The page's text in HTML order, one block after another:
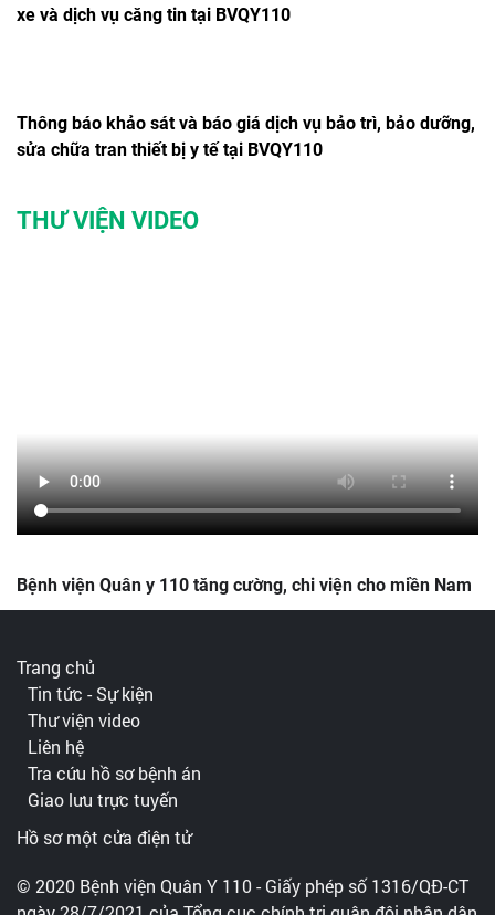
xe và dịch vụ căng tin tại BVQY110
Thông báo khảo sát và báo giá dịch vụ bảo trì, bảo dưỡng,
sửa chữa tran thiết bị y tế tại BVQY110
THƯ VIỆN VIDEO
Bệnh viện Quân y 110 tăng cường, chi viện cho miền Nam
Trang chủ
Tin tức - Sự kiện
Thư viện video
Liên hệ
Tra cứu hồ sơ bệnh án
Giao lưu trực tuyến
Hồ sơ một cửa điện tử
© 2020 Bệnh viện Quân Y 110 - Giấy phép số 1316/QĐ-CT